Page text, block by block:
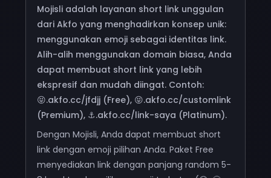
Mojisli adalah layanan short link unggulan
dari Akfo yang menghadirkan konsep unik:
menggunakan emoji sebagai identitas link.
Alih-alih menggunakan domain biasa, Anda
dapat membuat short link yang lebih
ekspresif dan mudah diingat. Contoh:
😝.akfo.cc/jfdjj (Free), 😝.akfo.cc/customlink
(Premium), ⚓.akfo.cc/link-saya (Platinum).
Dengan Mojisli, Anda dapat membuat short
link dengan emoji pilihan Anda. Paket Free
menyediakan link dengan panjang random 5-